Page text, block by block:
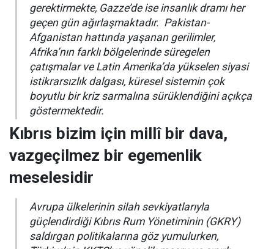
gerektirmekte, Gazze’de ise insanlık dramı her
geçen gün ağırlaşmaktadır. Pakistan-
Afganistan hattında yaşanan gerilimler,
Afrika’nın farklı bölgelerinde süregelen
çatışmalar ve Latin Amerika’da yükselen siyasi
istikrarsızlık dalgası, küresel sistemin çok
boyutlu bir kriz sarmalına sürüklendiğini açıkça
göstermektedir.
Kıbrıs bizim için millî bir dava,
vazgeçilmez bir egemenlik
meselesidir
Avrupa ülkelerinin silah sevkiyatlarıyla
güçlendirdiği Kıbrıs Rum Yönetiminin (GKRY)
saldırgan politikalarına göz yumulurken,